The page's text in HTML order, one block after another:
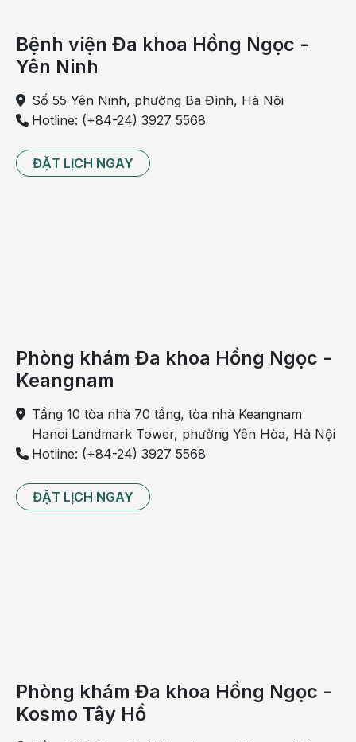
Bệnh viện Đa khoa Hồng Ngọc -
Yên Ninh
Số 55 Yên Ninh, phường Ba Đình, Hà Nội
Hotline: (+84-24) 3927 5568
ĐẶT LỊCH NGAY
Phòng khám Đa khoa Hồng Ngọc -
Keangnam
Tầng 10 tòa nhà 70 tầng, tòa nhà Keangnam
Hanoi Landmark Tower, phường Yên Hòa, Hà Nội
Hotline: (+84-24) 3927 5568
ĐẶT LỊCH NGAY
Phòng khám Đa khoa Hồng Ngọc -
Kosmo Tây Hồ